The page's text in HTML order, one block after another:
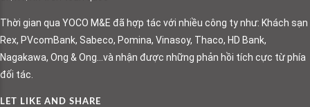
Thời gian qua YOCO M&E đã hợp tác với nhiều công ty như: Khách sạn
Rex, PVcomBank, Sabeco, Pomina, Vinasoy, Thaco, HD Bank,
Nagakawa, Ong & Ong…và nhận được những phản hồi tích cực từ phía
đối tác.
LET LIKE AND SHARE